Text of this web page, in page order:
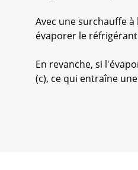
Avec une surchauffe
évaporer le
En revanche, si
(c), ce qui entraîne